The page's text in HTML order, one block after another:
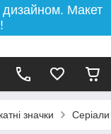
Макет
значки Серіали